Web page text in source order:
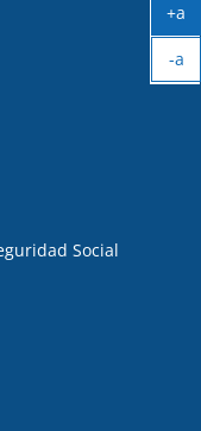
Social
+a
-a